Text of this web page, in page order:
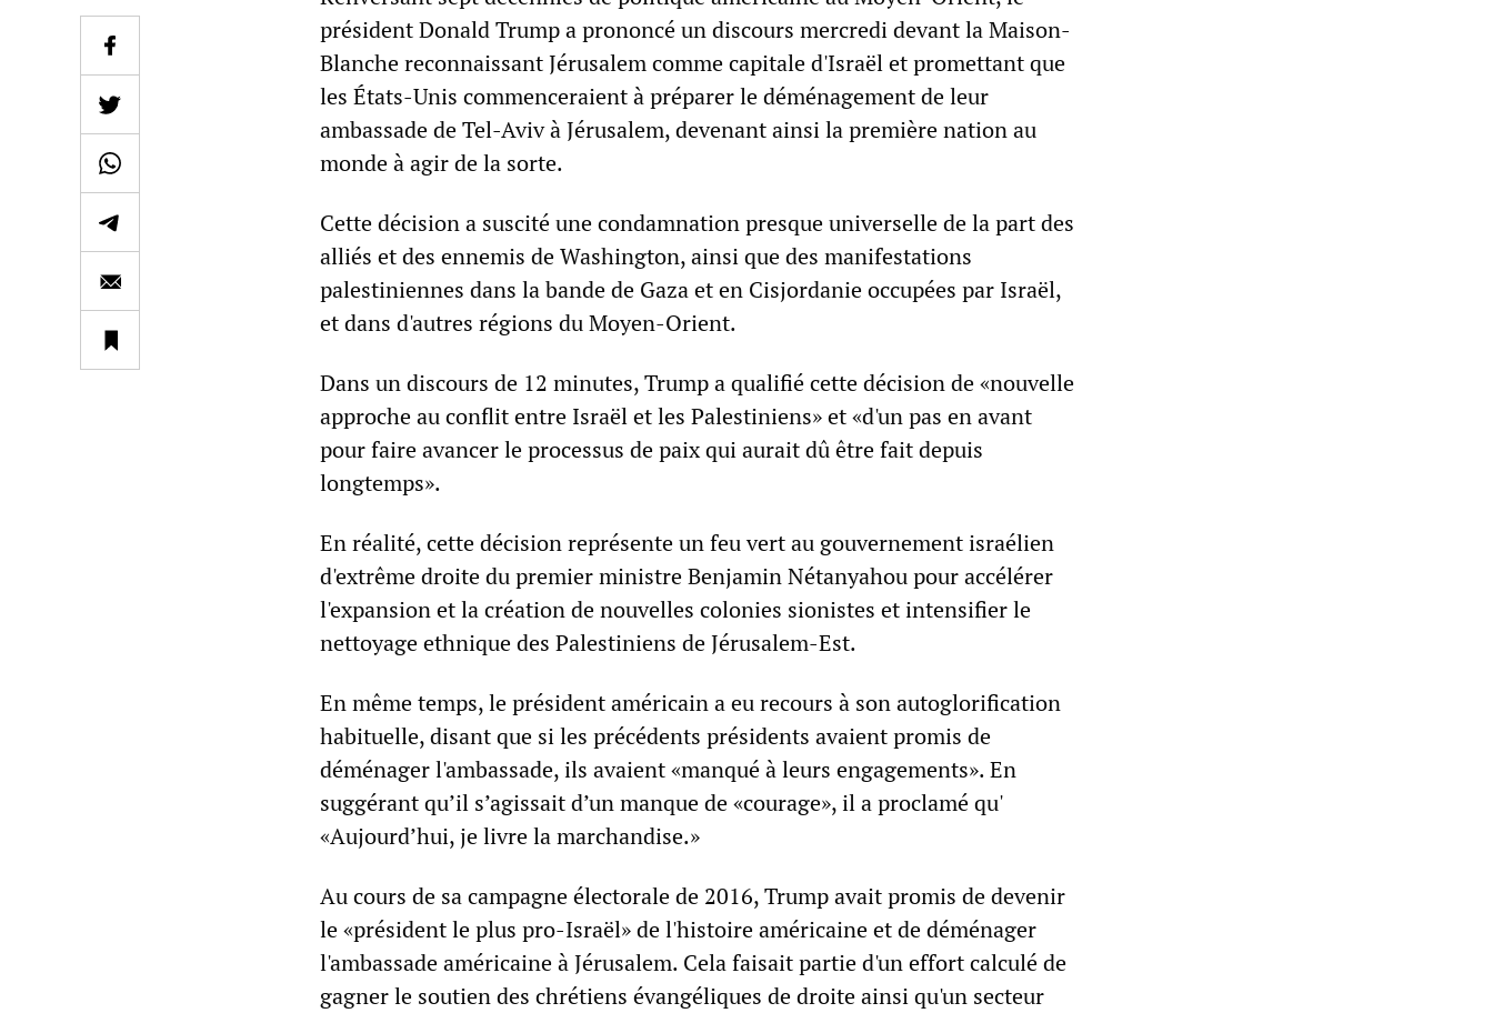
président Donald Trump a prononcé un discours mercredi devant la Maison-
Blanche reconnaissant Jérusalem comme capitale d'Israël et promettant que
les États-Unis commenceraient à préparer le déménagement de leur
ambassade de Tel-Aviv à Jérusalem, devenant ainsi la première nation au
monde à agir de la sorte.
Cette décision a suscité une condamnation presque universelle de la part des
alliés et des ennemis de Washington, ainsi que des manifestations
palestiniennes dans la bande de Gaza et en Cisjordanie occupées par Israël,
et dans d'autres régions du Moyen-Orient.
Dans un discours de 12 minutes, Trump a qualifié cette décision de «nouvelle
approche au conflit entre Israël et les Palestiniens» et «d'un pas en avant
pour faire avancer le processus de paix qui aurait dû être fait depuis
longtemps».
En réalité, cette décision représente un feu vert au gouvernement israélien
d'extrême droite du premier ministre Benjamin Nétanyahou pour accélérer
l'expansion et la création de nouvelles colonies sionistes et intensifier le
nettoyage ethnique des Palestiniens de Jérusalem-Est.
En même temps, le président américain a eu recours à son autoglorification
habituelle, disant que si les précédents présidents avaient promis de
déménager l'ambassade, ils avaient «manqué à leurs engagements». En
suggérant qu’il s’agissait d’un manque de «courage», il a proclamé qu'
«Aujourd’hui, je livre la marchandise.»
Au cours de sa campagne électorale de 2016, Trump avait promis de devenir
le «président le plus pro-Israël» de l'histoire américaine et de déménager
l'ambassade américaine à Jérusalem. Cela faisait partie d'un effort calculé de
gagner le soutien des chrétiens évangéliques de droite ainsi qu'un secteur